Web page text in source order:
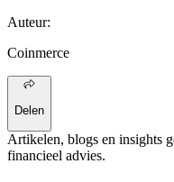
Auteur:
Coinmerce
Delen
Artikelen, blogs en insights
financieel advies.